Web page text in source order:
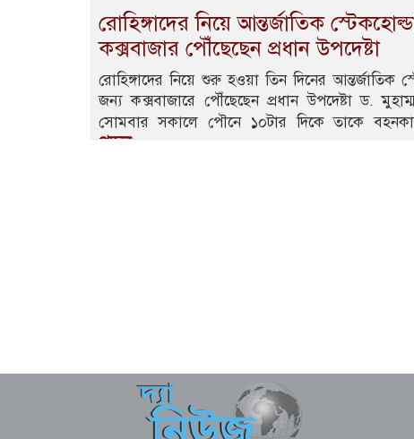
রোহিঙ্গাদের নিয়ে আন্তর্জাতিক
কক্সবাজার পৌঁছেছেন প্রধান উপদেষ্টা
রোহিঙ্গাদের নিয়ে শুরু হওয়া তিন দিনের আন্তর্জাতিক
জন্য কক্সবাজারে পৌঁছেছেন প্রধান উপদেষ্টা ড.
সোমবার সকালে পৌনে ১০টার দিকে তাকে
পড়ুন..